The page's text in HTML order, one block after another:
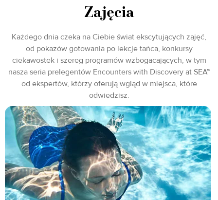
Zajęcia
Każdego dnia czeka na Ciebie świat ekscytujących zajęć,
od pokazów gotowania po lekcje tańca, konkursy
ciekawostek i szereg programów wzbogacających, w tym
nasza seria prelegentów Encounters with Discovery at SEA™
od ekspertów, którzy oferują wgląd w miejsca, które
odwiedzisz.